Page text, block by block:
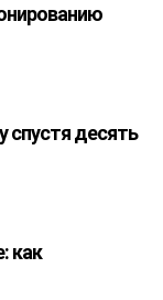
десять
как